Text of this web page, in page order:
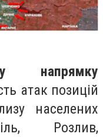
напрямку
атак позицій
населених
Розлив,